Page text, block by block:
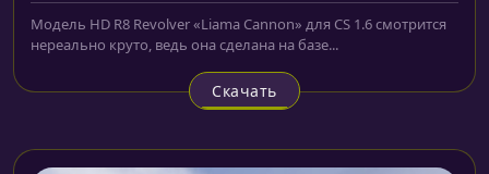
Модель HD R8 Revolver «Liama Cannon» для CS 1.6 смотрится
нереально круто, ведь она сделана на базе...
Скачать